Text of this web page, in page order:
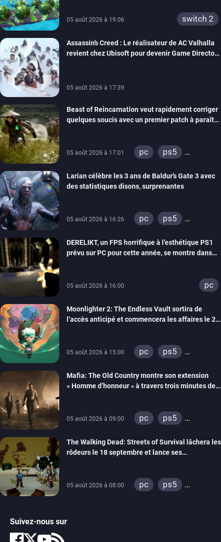
05 août 2026 à 19:06 switch 2
Assassin’s Creed : Le réalisateur de AC Valhalla
revient chez Ubisoft pour devenir Game Director
05 août 2026 à 17:39
Beast of Reincarnation veut rapidement corriger
quelques soucis avec un premier patch à paraître
05 août 2026 à 17:01 pc
ps5
Larian célèbre les 3 ans de Baldur’s Gate 3 avec
des statistiques disons, surprenantes
05 août 2026 à 16:26 pc
ps5
DERELIKT, un FPS horrifique à l’esthétique PS1
prévu sur PC pour cette année, se montre dans
05 août 2026 à 16:00 pc
Moonlighter 2: The Endless Vault sortira de
l’accès anticipé et commencera les affaires le 2
05 août 2026 à 15:00 pc
ps5
Mafia: The Old Country montre son extension
« Homme d’honneur » à travers trois minutes de
05 août 2026 à 09:00 pc
ps5
The Walking Dead: Streets of Survival lâchera les
rôdeurs le 18 septembre et lance ses
05 août 2026 à 08:00 pc
ps5
Suivez-nous sur